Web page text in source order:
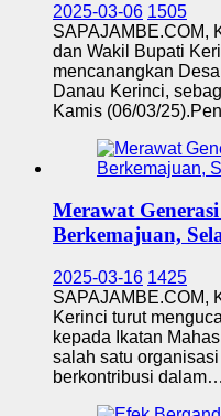
2025-03-06 1505
SAPAJAMBE.COM,
dan Wakil Bupati
mencanangkan
Danau Kerinci,
Kamis (06/03/
Merawat
Berkemajuan,
2025-03-16 1425
SAPAJAMBE.COM,
Kerinci turut
kepada Ikatan
salah satu
berkontribusi dalam…